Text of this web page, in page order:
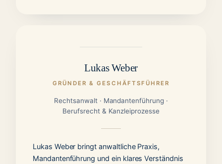
Lukas Weber
GRÜNDER & GESCHÄFTSFÜHRER
Rechtsanwalt · Mandantenführung ·
Berufsrecht & Kanzleiprozesse
Lukas Weber bringt anwaltliche Praxis,
Mandantenführung und ein klares Verständnis